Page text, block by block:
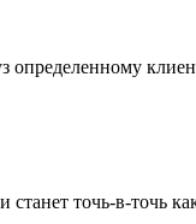
точь-в-точь